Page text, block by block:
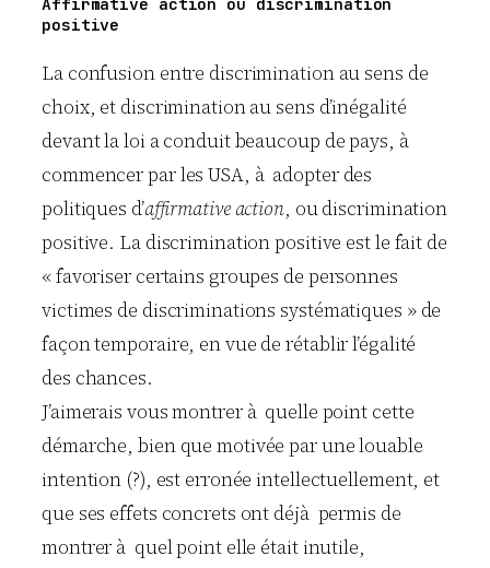
positive
La confusion entre discrimination au sens de
choix, et discrimination au sens d’inégalité
devant la loi a conduit beaucoup de pays, à
commencer par les USA, à adopter des
politiques d’affirmative action, ou discrimination
positive. La discrimination positive est le fait de
« favoriser certains groupes de personnes
victimes de discriminations systématiques » de
façon temporaire, en vue de rétablir l’égalité
des chances.
J’aimerais vous montrer à quelle point cette
démarche, bien que motivée par une louable
intention (?), est erronée intellectuellement, et
que ses effets concrets ont déjà permis de
montrer à quel point elle était inutile,